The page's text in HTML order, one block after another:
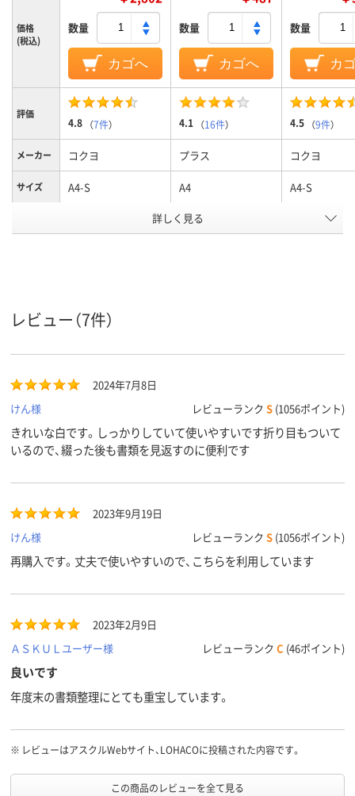
価格
(税込)
数量
カゴへ
数量
カゴへ
数量
カ
評価
4.8 （7件） 4.1 （16件） 4.5 （9件）
メーカー コクヨ プラス コクヨ
サイズ A4-S A4 A4-S
2
詳しく見る
レビュー（7件）
2024年7月8日
けん様
レビューランク S (1056ポイント)
きれいな白です。しっかりしていて使いやすいです折り目もついて
いるので、綴った後も書類を見返すのに便利です
2023年9月19日
けん様
レビューランク S (1056ポイント)
再購入です。丈夫で使いやすいので、こちらを利用しています
2023年2月9日
ＡＳＫＵＬユーザー様
レビューランク C (46ポイント)
良いです
年度末の書類整理にとても重宝しています。
※ レビューはアスクルWebサイト、LOHACOに投稿された内容です。
この商品のレビューを全て見る